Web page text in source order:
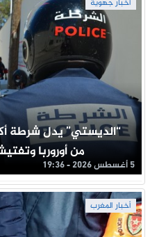
أخبار جهوية
“الديستي” يدل شرطة
من أوروربا
5 أغسطس 2026 - 19:36
أخبار المغرب